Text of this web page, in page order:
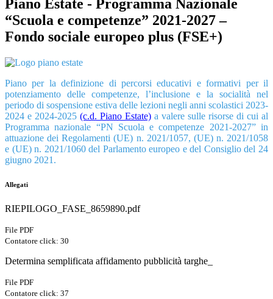
Piano Estate - Programma Nazionale
“Scuola e competenze” 2021-2027 –
Fondo sociale europeo plus (FSE+)
Piano per la definizione di percorsi educativi e formativi per il
potenziamento delle competenze, l’inclusione e la socialità nel
periodo di sospensione estiva delle lezioni negli anni scolastici 2023-
2024 e 2024-2025 (c.d. Piano Estate) a valere sulle risorse di cui al
Programma nazionale “PN Scuola e competenze 2021-2027” in
attuazione dei Regolamenti (UE) n. 2021/1057, (UE) n. 2021/1058
e (UE) n. 2021/1060 del Parlamento europeo e del Consiglio del 24
giugno 2021.
Allegati
RIEPILOGO_FASE_8659890.pdf
File PDF
Contatore click: 30
Determina semplificata affidamento pubblicità targhe_
File PDF
Contatore click: 37